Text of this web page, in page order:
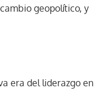
geopolítico, y
era del liderazgo en